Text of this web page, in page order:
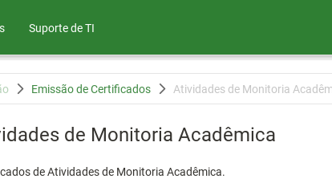
Suporte de TI
Emissão de Certificados Atividades de Monitoria
de Monitoria Acadêmica
de Atividades de Monitoria Acadêmica.